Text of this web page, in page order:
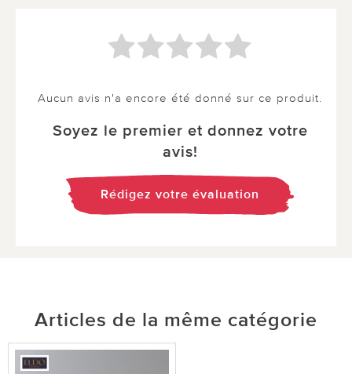
Aucun avis n'a encore été donné sur ce produit.
Soyez le premier et donnez votre
avis!
Rédigez votre évaluation
Articles de la même catégorie